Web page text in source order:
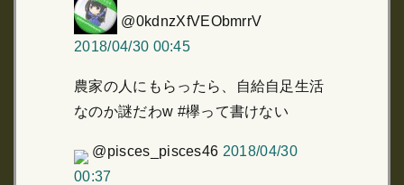
@0kdnzXfVEObmrrV
2018/04/30 00:45
農家の人にもらったら、自給自足生活
なのか謎だわw #欅って書けない
@pisces_pisces46 2018/04/30
00:37